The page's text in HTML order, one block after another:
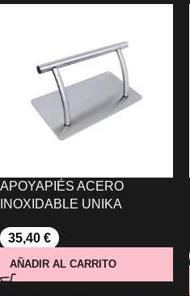
APOYAPIÉS ACERO
INOXIDABLE UNIKA
35,40 €
AÑADIR AL CARRITO